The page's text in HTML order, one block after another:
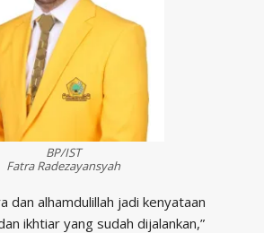
BP/IST
Fatra Radezayansyah
dan alhamdulillah jadi kenyataan
ikhtiar yang sudah dijalankan,”